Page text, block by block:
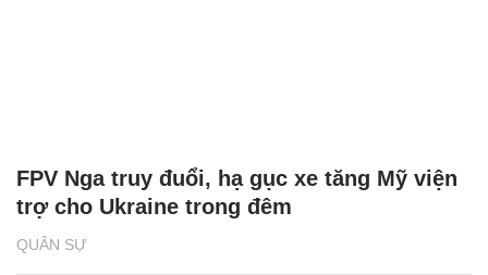
QUÂN SỰ
FPV Nga truy đuổi, hạ gục xe tăng Mỹ viện
trợ cho Ukraine trong đêm